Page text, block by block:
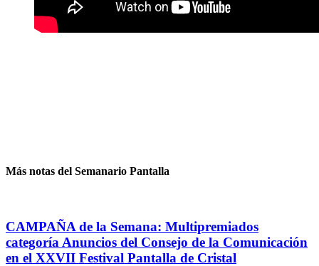
Más notas del Semanario Pantalla
CAMPAÑA de la Semana: Multipremiados
categoría Anuncios del Consejo de la Comunicación
en el XXVII Festival Pantalla de Cristal